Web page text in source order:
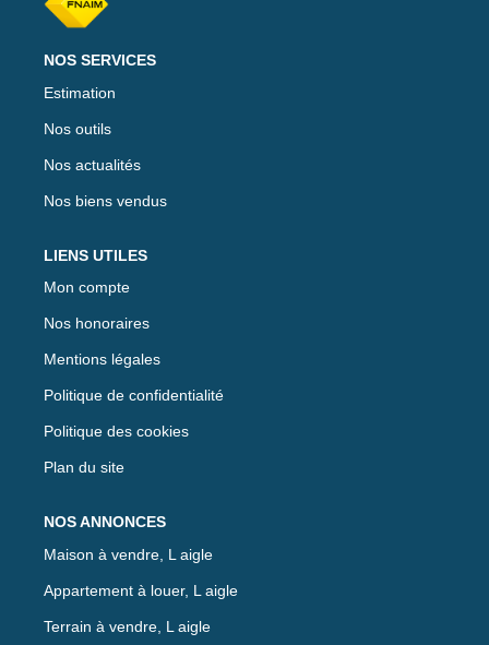
NOS SERVICES
Estimation
Nos outils
Nos actualités
Nos biens vendus
LIENS UTILES
Mon compte
Nos honoraires
Mentions légales
Politique de confidentialité
Politique des cookies
Plan du site
NOS ANNONCES
Maison à vendre, L aigle
Appartement à louer, L aigle
Terrain à vendre, L aigle